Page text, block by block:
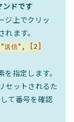
ンドです
ジ上でクリッ
ます。
信", [2]
指定します。
セットされるた
て番号を確認